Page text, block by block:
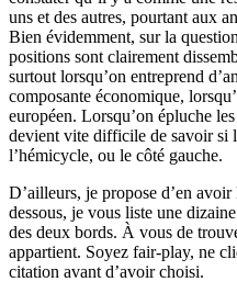
uns et des autres, pourtant aux
Bien évidemment, sur la
positions sont clairement
surtout lorsqu’on entreprend
composante économique,
européen. Lorsqu’on épluche
devient vite difficile de savoir si
l’hémicycle, ou le côté gauche.
D’ailleurs, je propose d’en
dessous, je vous liste une
des deux bords. À vous de
appartient. Soyez fair-play, ne
citation avant d’avoir choisi.